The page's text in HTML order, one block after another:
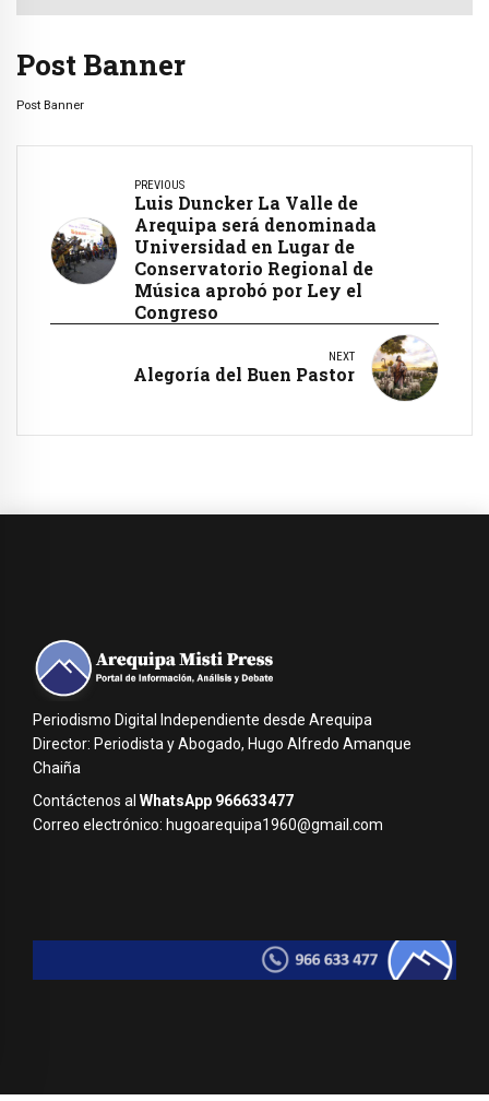
Post Banner
Post Banner
PREVIOUS
Luis Duncker La Valle de
Arequipa será denominada
Universidad en Lugar de
Conservatorio Regional de
Música aprobó por Ley el
Congreso
NEXT
Alegoría del Buen Pastor
Periodismo Digital Independiente desde Arequipa
Director: Periodista y Abogado, Hugo Alfredo Amanque
Chaiña
Contáctenos al WhatsApp 966633477
Correo electrónico: hugoarequipa1960@gmail.com